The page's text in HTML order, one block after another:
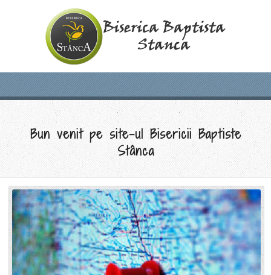
Bun venit pe site-ul Bisericii Baptiste
Stânca